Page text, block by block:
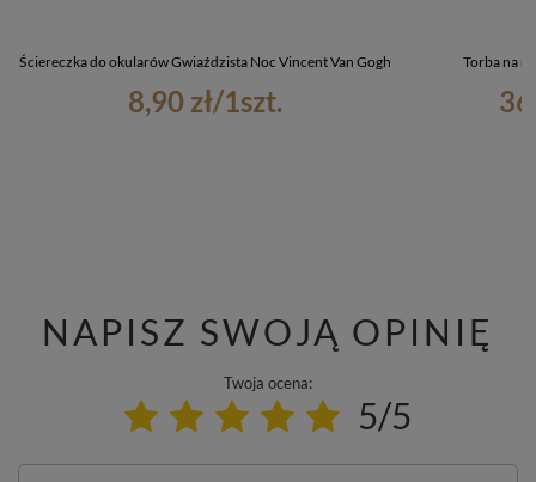
Ściereczka do okularów Gwiaździsta Noc Vincent Van Gogh
8,90 zł/1szt.
Torba na
NAPISZ SWOJĄ OPINIĘ
Twoja ocena:
5/5